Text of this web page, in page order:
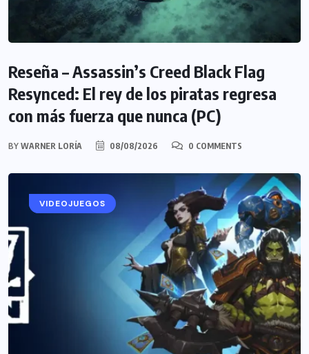
Reseña – Assassin’s Creed Black Flag
Resynced: El rey de los piratas regresa
con más fuerza que nunca (PC)
BY WARNER LORÍA 08/08/2026 0 COMMENTS
RESEÑAS
VIDEOJUEGOS